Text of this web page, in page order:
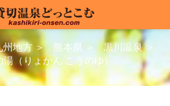
州地方 ＞ 熊本県 ＞
黒川温泉 ＞
（りょかん こうのゆ）